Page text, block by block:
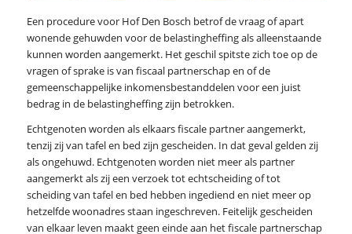
Een procedure voor Hof Den Bosch betrof de vraag of apart
wonende gehuwden voor de belastingheffing als alleenstaande
kunnen worden aangemerkt. Het geschil spitste zich toe op de
vragen of sprake is van fiscaal partnerschap en of de
gemeenschappelijke inkomensbestanddelen voor een juist
bedrag in de belastingheffing zijn betrokken.
Echtgenoten worden als elkaars fiscale partner aangemerkt,
tenzij zij van tafel en bed zijn gescheiden. In dat geval gelden zij
als ongehuwd. Echtgenoten worden niet meer als partner
aangemerkt als zij een verzoek tot echtscheiding of tot
scheiding van tafel en bed hebben ingediend en niet meer op
hetzelfde woonadres staan ingeschreven. Feitelijk gescheiden
van elkaar leven maakt geen einde aan het fiscale partnerschap